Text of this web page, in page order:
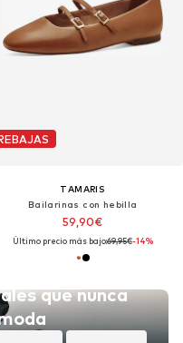
que nunca
TAMARIS
Bailarinas con hebilla
59,90€
Último precio más bajo:69,95€-14%